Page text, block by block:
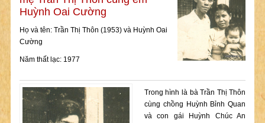
Huỳnh Oai Cường
Họ và tên: Trần Thị Thôn (1953) và Huỳnh Oai
Cường
Năm thất lạc: 1977
Trong hình là bà Trần Thị Thôn
cùng chồng Huỳnh Bỉnh Quan
và con gái Huỳnh Chúc An